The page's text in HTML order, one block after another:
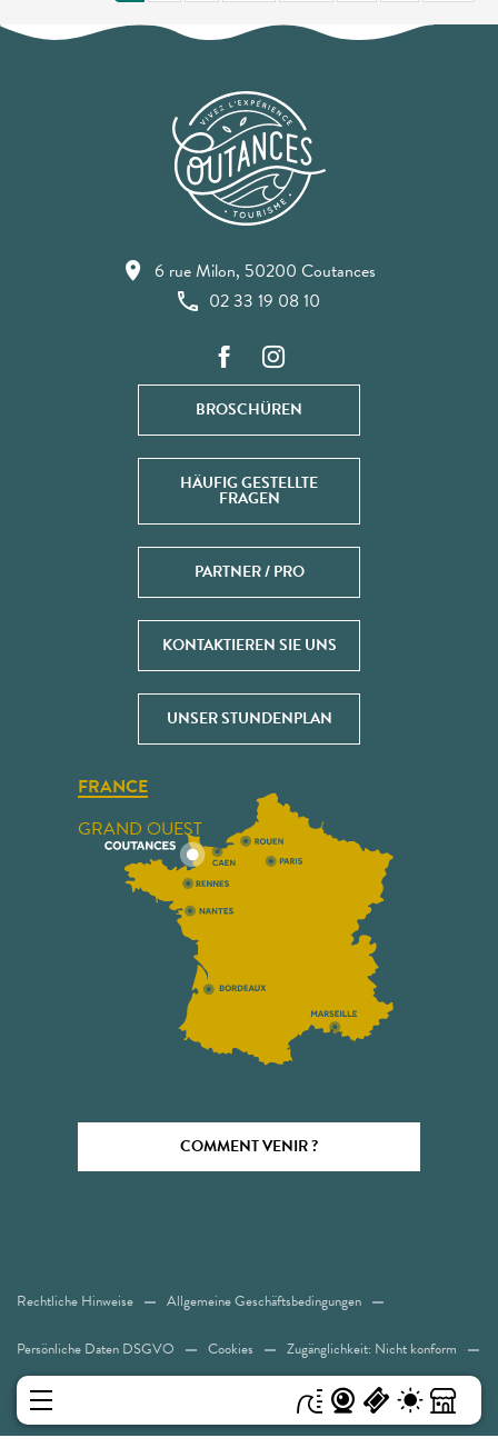
6 rue Milon, 50200 Coutances
02 33 19 08 10
BROSCHÜREN
HÄUFIG GESTELLTE
FRAGEN
PARTNER / PRO
KONTAKTIEREN SIE UNS
UNSER STUNDENPLAN
FRANCE
GRAND OUEST
COMMENT VENIR ?
Rechtliche Hinweise Allgemeine Geschäftsbedingungen
Persönliche Daten DSGVO Cookies Zugänglichkeit: Nicht konform
Sitemap